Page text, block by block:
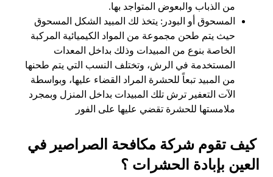
من الذباب والبعوض المتواجد بها.
المسحوق أو البودر: يتخذ لك المبيد الشكل المسحوق
حيث يتم طحن مجموعة من المواد الكيميائية المركبة
الخاصة بنوع من المبيدات وذلك بداخل المعدات
المستخدمة في الرش، وتختلف النسب التي يتم طحنها
من المبيد تبعاً للحشرة المراد القضاء عليها، وبواسطة
الآت التعفير ترش تلك المبيدات بداخل المنزل وبمجرد
ملامستها للحشرة تقضي عليها على الفور
كيف تقوم شركة مكافحة الصراصير في
العين بإبادة الحشرات ؟